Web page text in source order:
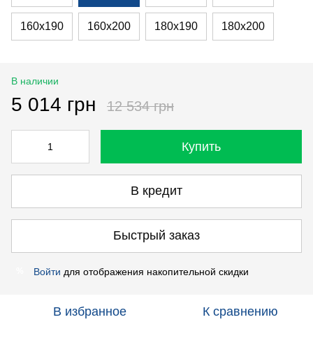
160х190 160х200 180х190 180х200
В наличии
5 014 грн 12 534 грн
Купить
В кредит
Быстрый заказ
Войти для отображения накопительной скидки
В избранное К сравнению